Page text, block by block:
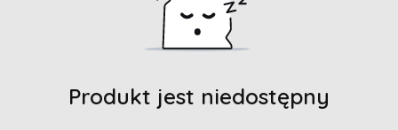
Produkt jest niedostępny